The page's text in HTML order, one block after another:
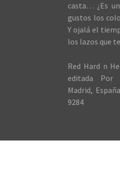
casta… ¿Es
gustos los
Y ojalá el
los lazos que
Red Hard n
editada Por
Madrid,
9284